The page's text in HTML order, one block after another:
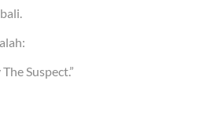
Suspect.”